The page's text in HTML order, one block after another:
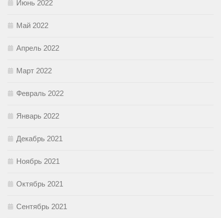
Июнь 2022
Май 2022
Апрель 2022
Март 2022
Февраль 2022
Январь 2022
Декабрь 2021
Ноябрь 2021
Октябрь 2021
Сентябрь 2021